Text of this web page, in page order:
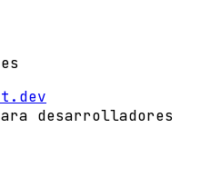
desarrolladores